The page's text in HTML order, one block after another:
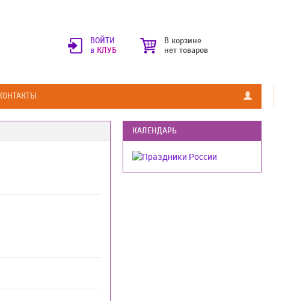
ВОЙТИ
в КЛУБ
В корзине
нет товаров
КАЛЕНДАРЬ